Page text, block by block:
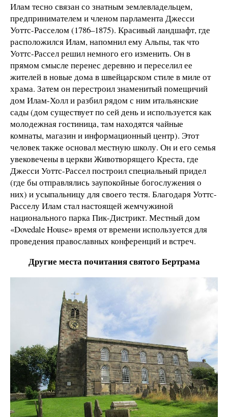
Илам тесно связан со знатным землевладельцем,
предпринимателем и членом парламента Джесси
Уоттс-Расселом (1786–1875). Красивый ландшафт, где
расположился Илам, напомнил ему Альпы, так что
Уоттс-Рассел решил немного его изменить. Он в
прямом смысле перенес деревню и переселил ее
жителей в новые дома в швейцарском стиле в миле от
храма. Затем он перестроил знаменитый помещичий
дом Илам-Холл и разбил рядом с ним итальянские
сады (дом существует по сей день и используется как
молодежная гостиница, там находятся чайные
комнаты, магазин и информационный центр). Этот
человек также основал местную школу. Он и его семья
увековечены в церкви Животворящего Креста, где
Джесси Уоттс-Рассел построил специальный придел
(где бы отправлялись заупокойные богослужения о
них) и усыпальницу для своего тестя. Благодаря Уоттс-
Расселу Илам стал настоящей жемчужиной
национального парка Пик-Дистрикт. Местный дом
«Dovedale House» время от времени используется для
проведения православных конференций и встреч.
Другие места почитания святого Бертрама